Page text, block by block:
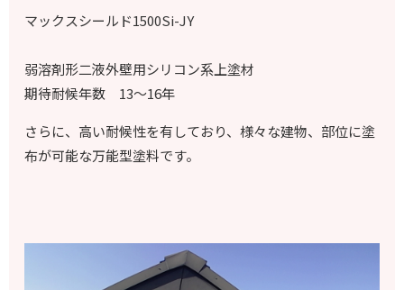
マックスシールド1500Si-JY
弱溶剤形二液外壁用シリコン系上塗材
期待耐候年数 13～16年
さらに、高い耐候性を有しており、様々な建物、部位に塗
布が可能な万能型塗料です。